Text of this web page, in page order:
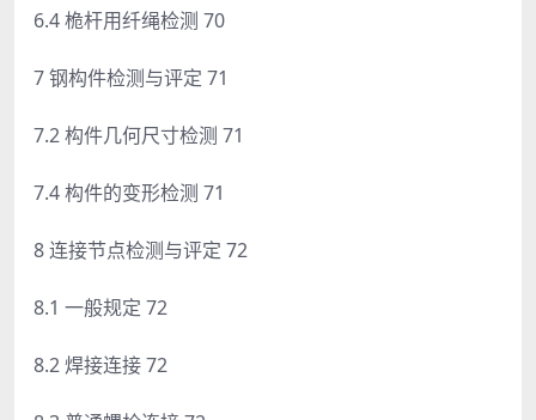
6.4 桅杆用纤绳检测 70
7 钢构件检测与评定 71
7.2 构件几何尺寸检测 71
7.4 构件的变形检测 71
8 连接节点检测与评定 72
8.1 一般规定 72
8.2 焊接连接 72